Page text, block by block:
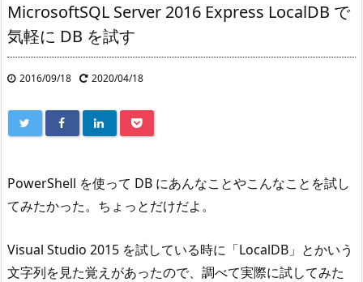
MicrosoftSQL Server 2016 Express LocalDB で
気軽に DB を試す
2016/09/18 2020/04/18
PowerShell を使って DB にあんなことやこんなことを試し
てみたかった。ちょっとだけだよ。
Visual Studio 2015 を試している時に「LocalDB」とかいう
文字列を見た覚えがあったので、調べて実際に試してみた